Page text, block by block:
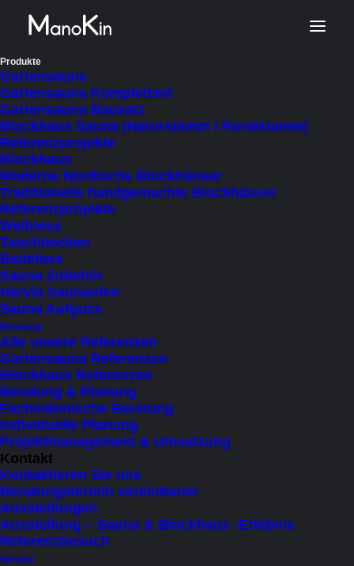
Produkte
Gartensauna
Gartensauna Komplettset
Gartensauna Bausatz
Blockhaus Sauna (Naturstamm / Rundstamm)
Referenzprojekte
Blockhaus
Moderne Nordische Blockhäuser
Traditionelle handgemachte Blockhäuser
Referenzprojekte
Wellness
Tauchbecken
Badefass
Sauna Zubehör
Harvia Saunaofen
Sauna Aufguss
Beratung
Alle unsere Referenzen
Gartensauna Referenzen
Blockhaus Referenzen
Beratung & Planung
Fachmännische Beratung
Individuelle Planung
Projektmanagement & Umsetzung
Kontakt
Kontaktieren Sie uns
Beratungstermin vereinbaren
Ausstellungen
Ausstellung – Sauna & Blockhaus -Erlebnis
Referenzbesuch
Service
Start
Alle Produkte
Entdecken Sie unsere hochwertigen Produkte
im Bereich Gartensaunen, Naturstamm-
Saunen, Ferienhäusern, Alm- und Jagdhütten
und exklusives Wellness-Zubehör für Ihr
Zuhause. Ob pure Entspannung in einer
maßgefertigten Sauna, das urige Ambiente
einer Almhütte oder stilvolle Accessoires für Ihr
persönliches Spa-Erlebnis – bei uns finden Sie
die perfekte Verbindung von Natürlichkeit,
Design und höchster Qualität. Erleben Sie
Wellness neu und verwandeln Sie Ihren
Garten in eine Oase der Erholung.
FILTER AUSBLENDENFILTER ANZEIGEN
SORTIEREN NACH
NACH BELIEBTHEIT SORTIERT